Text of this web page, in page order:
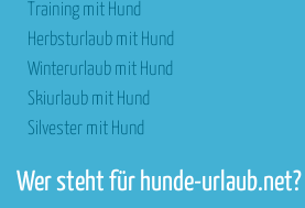
Training mit Hund
Herbsturlaub mit Hund
Winterurlaub mit Hund
Skiurlaub mit Hund
Silvester mit Hund
Wer steht für hunde-urlaub.net?